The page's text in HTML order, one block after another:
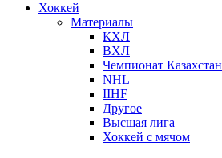
Хоккей
Материалы
КХЛ
ВХЛ
Чемпионат
NHL
IIHF
Другое
Высшая лига
Хоккей с мячом